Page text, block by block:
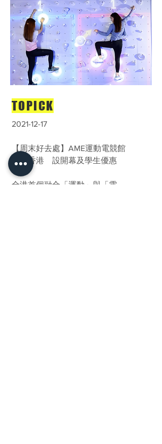
TOPICK
2021-12-17
【周末好去處】AME運動電競館
登陸香港 設開幕及學生優惠
全港首個融合「運動」與「電